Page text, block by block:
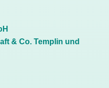
& Co. Templin und